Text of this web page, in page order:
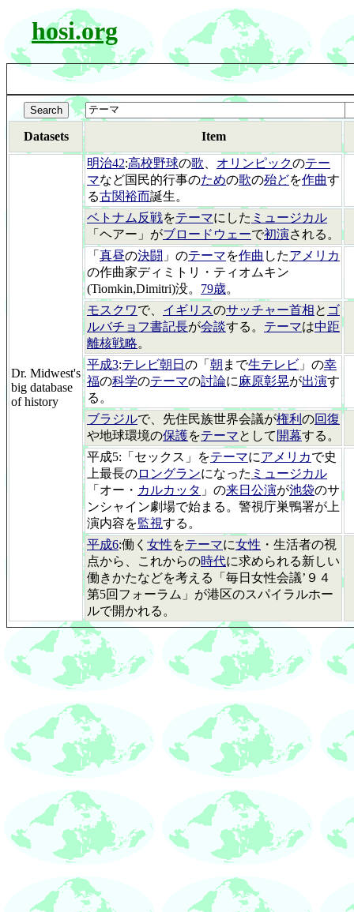
hosi.org
Datasets Item
Dr. Midwest's
big database
of history
明治42:高校野球の歌 オリンピックのテー
マなど国民的行事のための歌の殆どを作曲す
る古関裕而誕生。
ベトナム反戦をテーマにした ミュージカル
「ヘアー」がブロードウェーで初演される。
「 真昼の決闘 」のテーマを作曲 したアメリカ
の作曲家ディミトリ・ティオムキン
(Tiomkin,Dimitri)没。 79歳。
モスクワで、 イギリスのサッチャー首相と ゴ
ルバチョフ書記長が会談する。 テーマは中距
離核戦略。
平成3:テレビ朝日 の「 朝 まで生テレビ 」の幸
福の科学のテーマの討論に麻原彰晃が出演す
る。
ブラジルで、先住民族世界会議が権利 の回復
や地球環境の保護をテーマとして 開幕する。
平成5:「セックス」をテーマにアメリカで史
上最長のロングランになった ミュージカル
「オー・ カルカッタ 」の来日公演が池袋のサ
ンシャイン劇場で始まる。警視庁巣鴨署が上
演内容を監視する。
平成6:働く 女性をテーマに女性 ・生活者の視
点から、これからの時代に求められる新しい
働きかたなどを考える「毎日女性会議’９４
第5回フォーラム」が港区のスパイラルホー
ルで開かれる。